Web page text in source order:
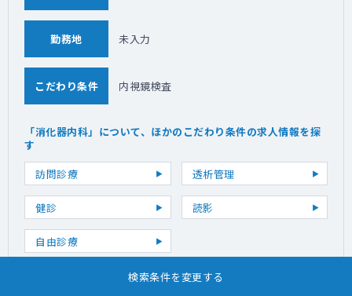
検索条件を変更する
勤務地 未入力
こだわり条件 内視鏡検査
「消化器内科」について、ほかのこだわり条件の求人情報を探
す
訪問診療
透析管理
健診 読影
自由診療